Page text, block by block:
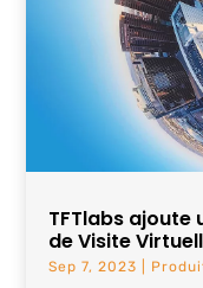
TFTlabs ajoute
de Visite
Sep 7, 2023